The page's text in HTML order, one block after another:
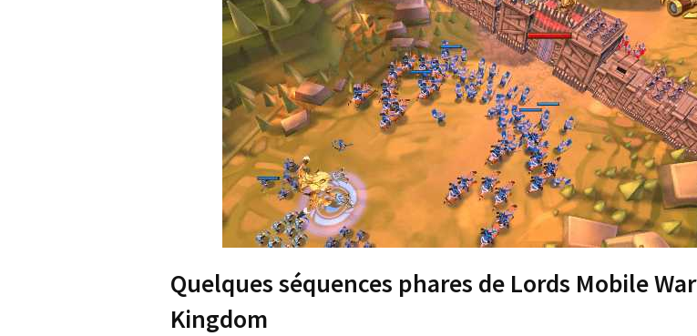
Quelques séquences phares de Lords Mobile War
Kingdom